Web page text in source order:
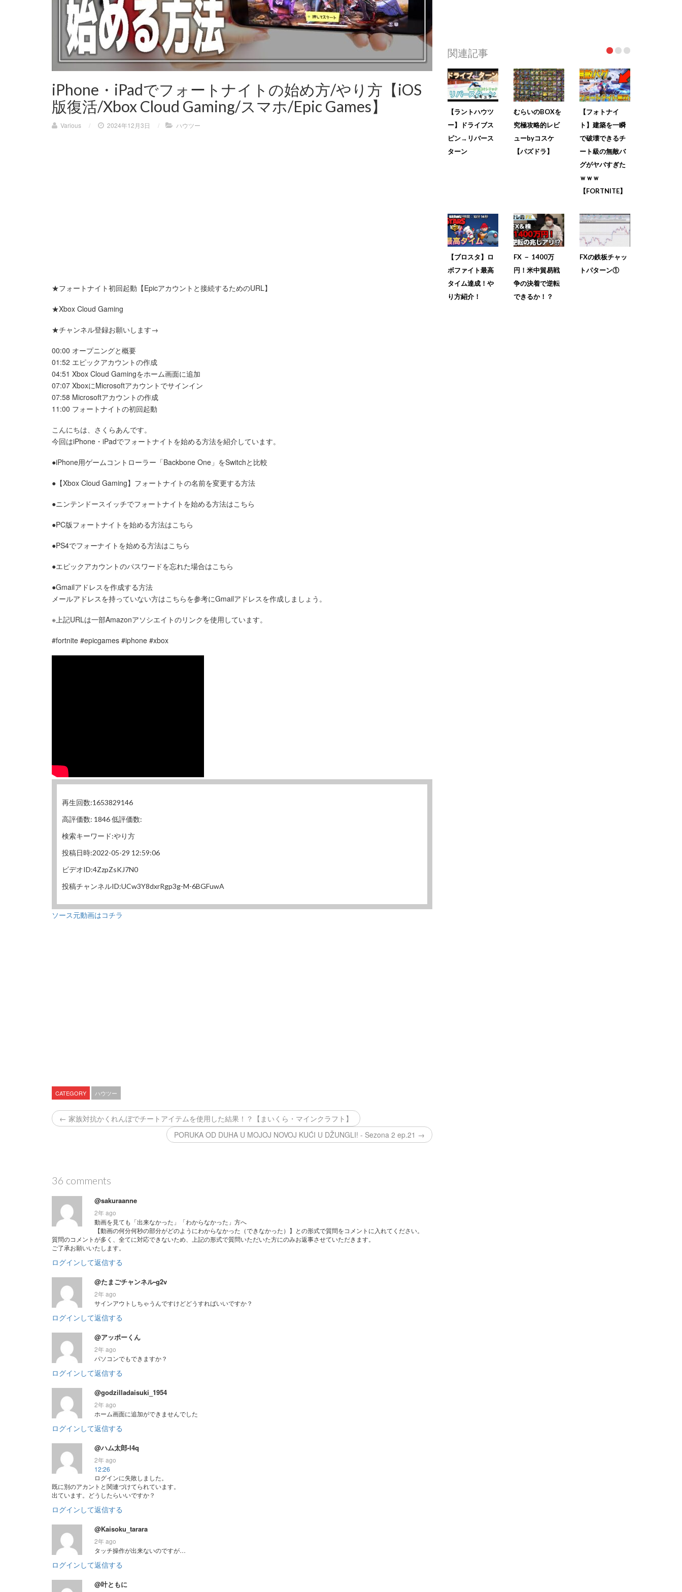
iPhone・iPadでフォートナイトの始め方/やり方【iOS
版復活/Xbox Cloud Gaming/スマホ/Epic Games】
Various / 2024年12月3日 / ハウツー
★フォートナイト初回起動【Epicアカウントと接続するためのURL】
★Xbox Cloud Gaming
★チャンネル登録お願いします→
00:00 オープニングと概要
01:52 エピックアカウントの作成
04:51 Xbox Cloud Gamingをホーム画面に追加
07:07 XboxにMicrosoftアカウントでサインイン
07:58 Microsoftアカウントの作成
11:00 フォートナイトの初回起動
こんにちは、さくらあんです。
今回はiPhone・iPadでフォートナイトを始める方法を紹介しています。
●iPhone用ゲームコントローラー「Backbone One」をSwitchと比較
●【Xbox Cloud Gaming】フォートナイトの名前を変更する方法
●ニンテンドースイッチでフォートナイトを始める方法はこちら
●PC版フォートナイトを始める方法はこちら
●PS4でフォーナイトを始める方法はこちら
●エピックアカウントのパスワードを忘れた場合はこちら
●Gmailアドレスを作成する方法
メールアドレスを持っていない方はこちらを参考にGmailアドレスを作成しましょう。
※上記URLは一部Amazonアソシエイトのリンクを使用しています。
#fortnite #epicgames #iphone #xbox
再生回数:1653829146
高評価数: 1846 低評価数:
検索キーワード:やり方
投稿日時:2022-05-29 12:59:06
ビデオID:4ZzpZsKJ7N0
投稿チャンネルID:UCw3Y8dxrRgp3g-M-6BGFuwA
ソース元動画はコチラ
CATEGORY ハウツー
← 家族対抗かくれんぼでチートアイテムを使用した結果！？【まいくら・マインクラフト】
PORUKA OD DUHA U MOJOJ NOVOJ KUĆI U DŽUNGLI! - Sezona 2 ep.21 →
36 comments
@sakuraanne
2年 ago
動画を見ても「出来なかった」「わからなかった」方へ
【動画の何分何秒の部分がどのようにわからなかった（できなかった）】との形式で質問をコメントに入れてください。
質問のコメントが多く、全てに対応できないため、上記の形式で質問いただいた方にのみお返事させていただきます。
ご了承お願いいたします。
ログインして返信する
@たまごチャンネル-g2v
2年 ago
サインアウトしちゃうんですけどどうすればいいですか？
ログインして返信する
@アッポーくん
2年 ago
パソコンでもできますか？
ログインして返信する
@godzilladaisuki_1954
2年 ago
ホーム画面に追加ができませんでした
ログインして返信する
@ハム太郎-l4q
2年 ago
12:26
ログインに失敗しました。
既に別のアカントと関連づけてられています。
出ています。どうしたらいいですか？
ログインして返信する
@Kaisoku_tarara
2年 ago
タッチ操作が出来ないのですが…
ログインして返信する
@叶ともに
関連記事
【ラントハウツ
ー】ドライブス
ピン→リバース
ターン
むらいのBOXを
究極攻略的レビ
ューbyコスケ
【パズドラ】
【フォトナイ
ト】建築を一瞬
で破壊できるチ
ート級の無敵バ
グがヤバすぎた
ｗｗｗ
【FORTNITE】
【ブロスタ】ロ
ボファイト最高
タイム達成！や
り方紹介！
FX － 1400万
円！米中貿易戦
争の決着で逆転
できるか！？
FXの鉄板チャッ
トパターン①